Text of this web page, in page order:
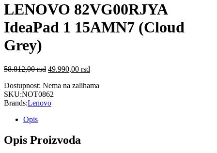
LENOVO 82VG00RJYA
IdeaPad 1 15AMN7 (Cloud
Grey)
58.812,00rsd 49.990,00 rsd
Dostupnost: Nema na zalihama
SKU:NOT0862
Brands:Lenovo
Opis
Opis Proizvoda